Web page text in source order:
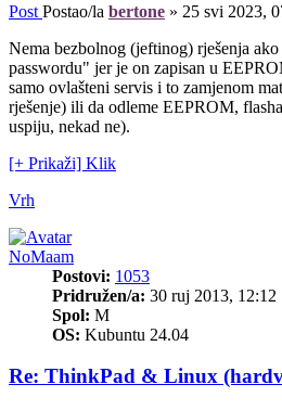
Post Postao/la bertone » 25 svi 2023,
Nema bezbolnog (jeftinog) rješenja
passwordu" jer je on zapisan u
samo ovlašteni servis i to zamjenom
rješenje) ili da odleme EEPROM,
uspiju, nekad ne).
[+ Prikaži] Klik
Vrh
NoMaam
Postovi: 1053
Pridružen/a: 30 ruj 2013, 12:12
Spol: M
OS: Kubuntu 24.04
Re: ThinkPad & Linux